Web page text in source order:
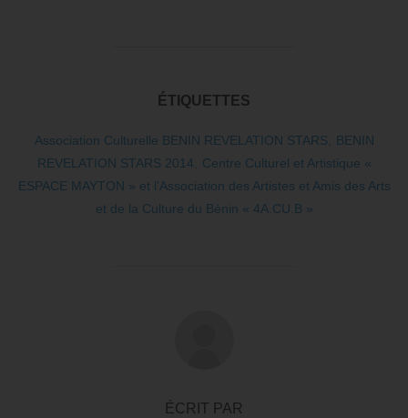
ÉTIQUETTES
Association Culturelle BENIN REVELATION STARS
BENIN
REVELATION STARS 2014
Centre Culturel et Artistique «
ESPACE MAYTON » et l’Association des Artistes et Amis des Arts
et de la Culture du Bénin « 4A.CU.B »
ÉCRIT PAR